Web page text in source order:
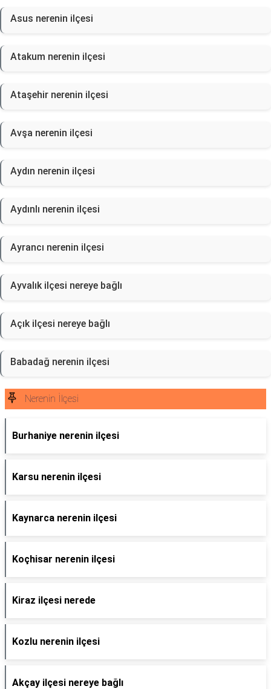
Asus nerenin ilçesi
Atakum nerenin ilçesi
Ataşehir nerenin ilçesi
Avşa nerenin ilçesi
Aydın nerenin ilçesi
Aydınlı nerenin ilçesi
Ayrancı nerenin ilçesi
Ayvalık ilçesi nereye bağlı
Açık ilçesi nereye bağlı
Babadağ nerenin ilçesi
Nerenin İlçesi
Burhaniye nerenin ilçesi
Karsu nerenin ilçesi
Kaynarca nerenin ilçesi
Koçhisar nerenin ilçesi
Kiraz ilçesi nerede
Kozlu nerenin ilçesi
Akçay ilçesi nereye bağlı